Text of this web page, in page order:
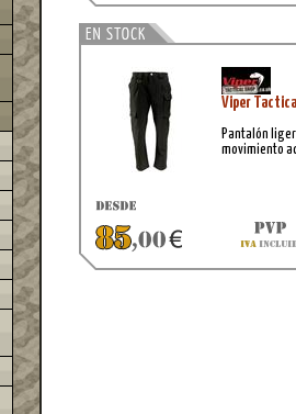
actividades
Viper
Pantalón
movimiento